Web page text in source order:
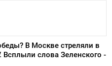
В Москве стреляли в
Всплыли слова Зеленского -